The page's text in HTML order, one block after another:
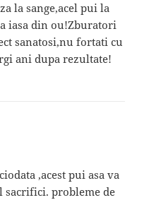
la sange,acel pui la
iasa din ou!Zburatori
sanatosi,nu fortati cu
ani dupa rezultate!
,acest pui asa va
sacrifici. probleme de